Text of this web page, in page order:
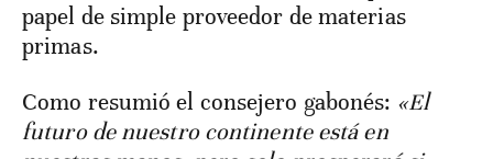
papel de simple proveedor de materias
primas.
Como resumió el consejero gabonés: «El
futuro de nuestro continente está en